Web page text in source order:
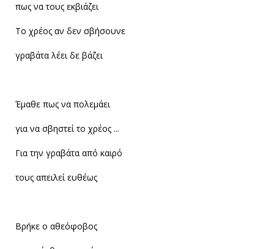
πως να τους εκβιάζει
Το χρέος αν δεν σβήσουνε
γραβάτα λέει δε βάζει
Έμαθε πως να πολεμάει
για να σβηστεί το χρέος ...
Για την γραβάτα από καιρό
τους απειλεί ευθέως
Βρήκε ο αθεόφοβος